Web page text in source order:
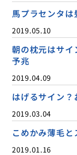
馬プラセンタ
2019.05.10
朝の枕元はサ
予兆
2019.04.09
はげるサイン
2019.03.04
こめかみ薄毛
2019.01.16